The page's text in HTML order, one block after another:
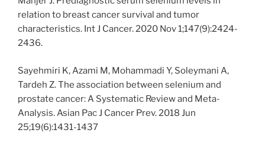
relation to breast cancer survival and tumor
characteristics. Int J Cancer. 2020 Nov 1;147(9):2424-
2436.
Sayehmiri K, Azami M, Mohammadi Y, Soleymani A,
Tardeh Z. The association between selenium and
prostate cancer: A Systematic Review and Meta-
Analysis. Asian Pac J Cancer Prev. 2018 Jun
25;19(6):1431-1437